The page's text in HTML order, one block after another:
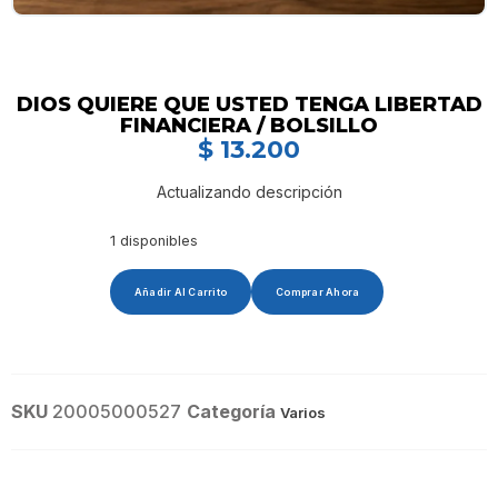
DIOS QUIERE QUE USTED TENGA LIBERTAD
FINANCIERA / BOLSILLO
$ 13.200
Actualizando descripción
1 disponibles
Añadir Al Carrito Comprar Ahora
SKU 20005000527 Categoría Varios